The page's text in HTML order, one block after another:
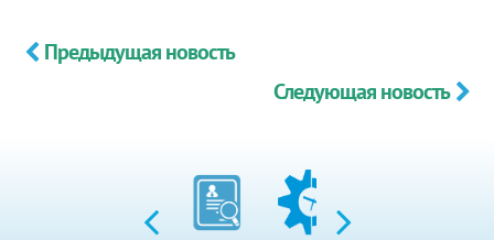
Предыдущая новость
Следующая новость